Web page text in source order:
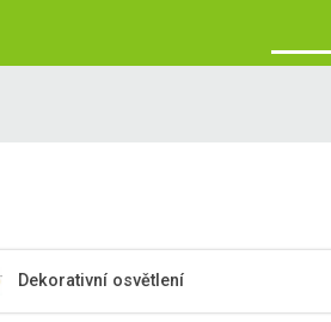
Dekorativní osvětlení